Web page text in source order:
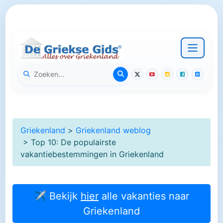
Griekenland > Griekenland weblog
> Top 10: De populairste
vakantiebestemmingen in Griekenland
✈ Bekijk hier alle vakanties naar
Griekenland